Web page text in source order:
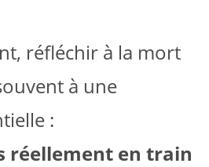
réfléchir à la mort
à une
:
réellement en train